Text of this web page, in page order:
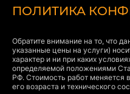
ПОЛИТИКА
Обратите внимание на то, что
указанные цены на услуги)
характер и ни при каких
определяемой положениями
РФ. Стоимость работ меняется
его возраста и технического